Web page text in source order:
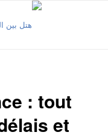
: tout
et